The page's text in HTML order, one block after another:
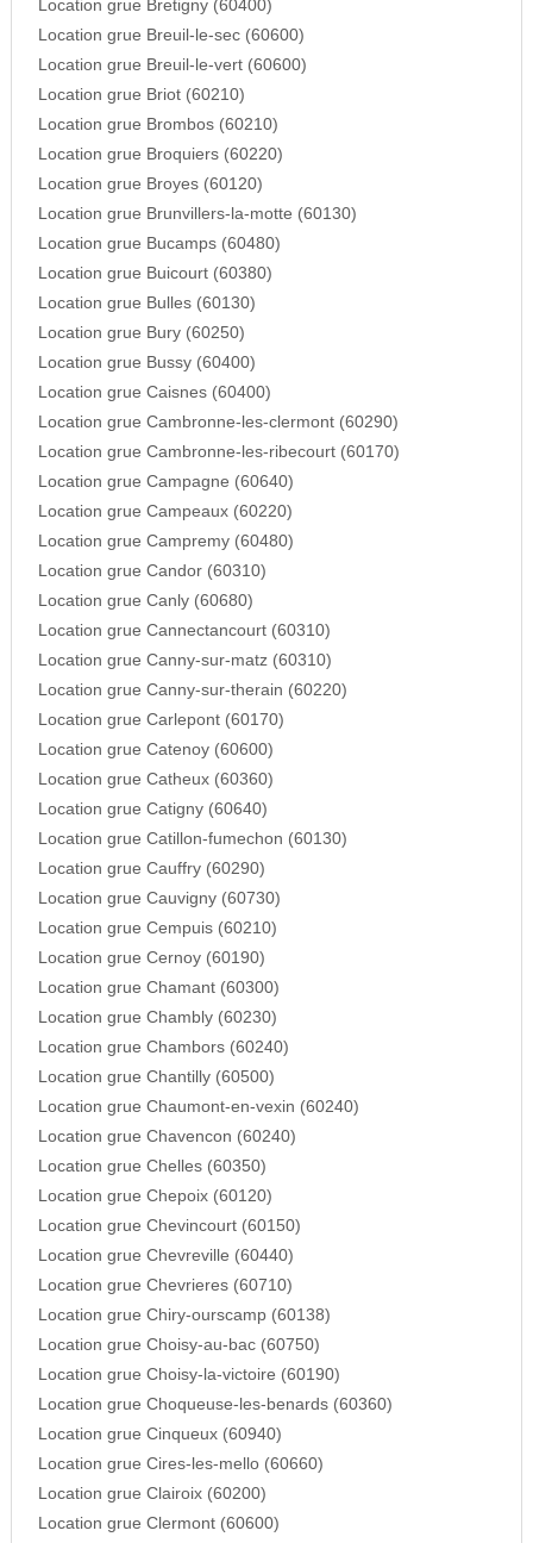
Location grue Bretigny (60400)
Location grue Breuil-le-sec (60600)
Location grue Breuil-le-vert (60600)
Location grue Briot (60210)
Location grue Brombos (60210)
Location grue Broquiers (60220)
Location grue Broyes (60120)
Location grue Brunvillers-la-motte (60130)
Location grue Bucamps (60480)
Location grue Buicourt (60380)
Location grue Bulles (60130)
Location grue Bury (60250)
Location grue Bussy (60400)
Location grue Caisnes (60400)
Location grue Cambronne-les-clermont (60290)
Location grue Cambronne-les-ribecourt (60170)
Location grue Campagne (60640)
Location grue Campeaux (60220)
Location grue Campremy (60480)
Location grue Candor (60310)
Location grue Canly (60680)
Location grue Cannectancourt (60310)
Location grue Canny-sur-matz (60310)
Location grue Canny-sur-therain (60220)
Location grue Carlepont (60170)
Location grue Catenoy (60600)
Location grue Catheux (60360)
Location grue Catigny (60640)
Location grue Catillon-fumechon (60130)
Location grue Cauffry (60290)
Location grue Cauvigny (60730)
Location grue Cempuis (60210)
Location grue Cernoy (60190)
Location grue Chamant (60300)
Location grue Chambly (60230)
Location grue Chambors (60240)
Location grue Chantilly (60500)
Location grue Chaumont-en-vexin (60240)
Location grue Chavencon (60240)
Location grue Chelles (60350)
Location grue Chepoix (60120)
Location grue Chevincourt (60150)
Location grue Chevreville (60440)
Location grue Chevrieres (60710)
Location grue Chiry-ourscamp (60138)
Location grue Choisy-au-bac (60750)
Location grue Choisy-la-victoire (60190)
Location grue Choqueuse-les-benards (60360)
Location grue Cinqueux (60940)
Location grue Cires-les-mello (60660)
Location grue Clairoix (60200)
Location grue Clermont (60600)